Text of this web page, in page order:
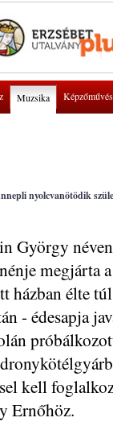
Muzsika
nyolcvanötödik
György
megjárta
házban élte
- édesapja
kell
Ernőhöz.